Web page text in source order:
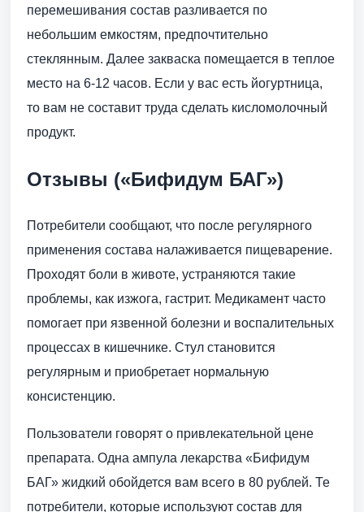
перемешивания состав разливается по
небольшим емкостям, предпочтительно
стеклянным. Далее закваска помещается в теплое
место на 6-12 часов. Если у вас есть йогуртница,
то вам не составит труда сделать кисломолочный
продукт.
Отзывы («Бифидум БАГ»)
Потребители сообщают, что после регулярного
применения состава налаживается пищеварение.
Проходят боли в животе, устраняются такие
проблемы, как изжога, гастрит. Медикамент часто
помогает при язвенной болезни и воспалительных
процессах в кишечнике. Стул становится
регулярным и приобретает нормальную
консистенцию.
Пользователи говорят о привлекательной цене
препарата. Одна ампула лекарства «Бифидум
БАГ» жидкий обойдется вам всего в 80 рублей. Те
потребители, которые используют состав для